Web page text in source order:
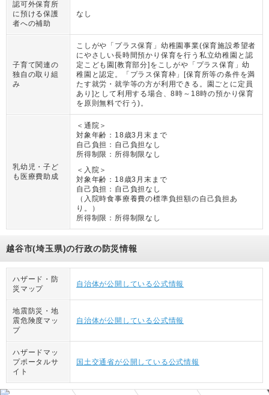
認可外保育所
に預ける保護
者への補助
なし
子育て関連の
独自の取り組
み
こしがや「プラス保育」幼稚園事業(保育施設希望者
にやさしい長時間預かり保育を行う私立幼稚園と認
定こども園[教育部分]をこしがや「プラス保育」幼
稚園と認定。「プラス保育枠」[保育所等の条件を満
たす就労・就学等の方が利用できる。園ごとに定員
あり]として利用する場合、8時～18時の預かり保育
を原則無料で行う)。
乳幼児・子ど
も医療費助成
＜通院＞
対象年齢： 18歳3月末まで
自己負担： 自己負担なし
所得制限： 所得制限なし
＜入院＞
対象年齢： 18歳3月末まで
自己負担： 自己負担なし
（ 入院時食事療養費の標準負担額の自己負担あ
り。
）
所得制限： 所得制限なし
越谷市(埼玉県)の行政の防災情報
ハザード・防
災マップ
自治体が公開している公式情報
地震防災・地
震危険度マッ
プ
自治体が公開している公式情報
ハザードマッ
プポータルサ
イト
国土交通省が公開している公式情報